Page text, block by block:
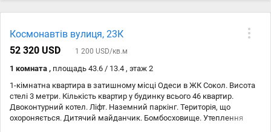
Космонавтів вулиця, 23К
52 320 USD
1 200 USD/кв.м
1 комната , площадь 43.6 / 13.4 , этаж 2
1-кімнатна квартира в затишному місці Одеси в ЖК Сокол. Висота
стелі 3 метри. Кількість квартир у будинку всього 46 квартир.
Двоконтурний котел. Ліфт. Наземний паркінг. Територія, що
охороняється. Дитячий майданчик. Бомбосховище. Утеплення